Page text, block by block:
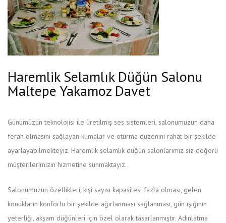
Haremlik Selamlık Düğün Salonu
Maltepe Yakamoz Davet
Günümüzün teknolojisi ile üretilmiş ses sistemleri, salonumuzun daha
ferah olmasını sağlayan klimalar ve oturma düzenini rahat bir şekilde
ayarlayabilmekteyiz. Haremlik selamlık düğün salonlarımız siz değerli
müşterilerimizin hizmetine sunmaktayız.
Salonumuzun özellikleri, kişi sayısı kapasitesi fazla olması, gelen
konukların konforlu bir şekilde ağırlanması sağlanması, gün ışığının
yeterliği, akşam düğünleri için özel olarak tasarlanmıştır. Adınlatma